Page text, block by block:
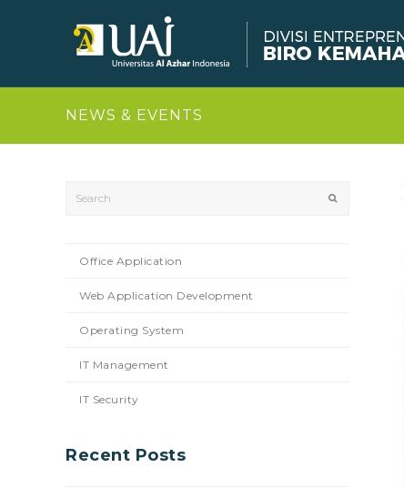
NEWS & EVENTS
Office Application
Web Application Development
Operating System
IT Management
IT Security
Recent Posts